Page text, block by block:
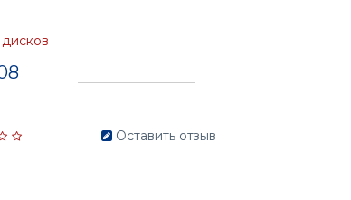
Оставить отзыв